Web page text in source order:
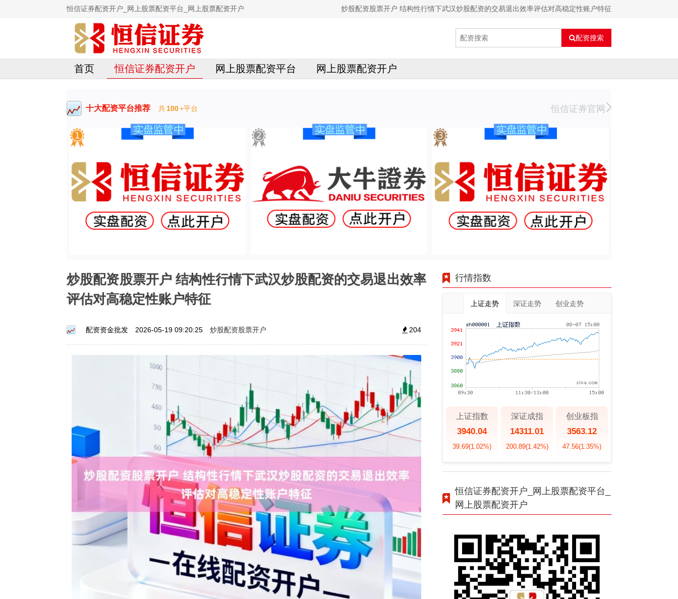
恒信证券配资开户_网上股票配资平台_网上股票配资开户 炒股配资股票开户 结构性行情下武汉炒股配资的交易退出效率评估对高稳定性账户特征
配资搜索
首页 恒信证券配资开户 网上股票配资平台 网上股票配资开户
十大配资平台推荐 共100+平台 恒信证券官网
炒股配资股票开户 结构性行情下武汉炒股配资的交易退出效率
评估对高稳定性账户特征
配资资金批发 2026-05-19 09:20:25 炒股配资股票开户 204
行情指数
上证走势 深证走势 创业走势
上证指数
3940.04
39.69(1.02%)
深证成指
14311.01
200.89(1.42%)
创业板指
3563.12
47.56(1.35%)
恒信证券配资开户_网上股票配资平台_
网上股票配资开户